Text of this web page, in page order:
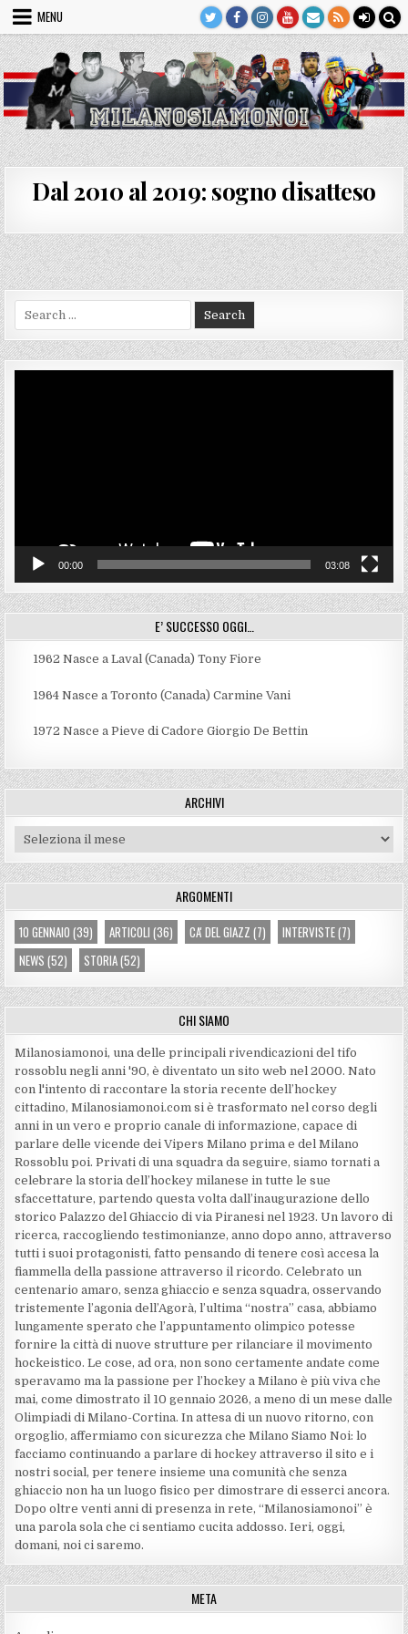
Skip
content
MENU
Dal 2010 al 2019: sogno disatteso
for:
00:00 03:08
E’ SUCCESSO OGGI…
1962 Nasce a Laval (Canada) Tony Fiore
1964 Nasce a Toronto (Canada) Carmine Vani
1972 Nasce a Pieve di Cadore Giorgio De Bettin
ARCHIVI
Archivi
ARGOMENTI
10 GENNAIO (39) ARTICOLI (36) CA' DEL GIAZZ (7) INTERVISTE(7)
NEWS (52) STORIA(52)
CHI SIAMO
Milanosiamonoi, una delle principali rivendicazioni del tifo
rossoblu negli anni '90, è diventato un sito web nel 2000. Nato
con l'intento di raccontare la storia recente dell’hockey
cittadino, Milanosiamonoi.com si è trasformato nel corso degli
anni in un vero e proprio canale di informazione, capace di
parlare delle vicende dei Vipers Milano prima e del Milano
Rossoblu poi. Privati di una squadra da seguire, siamo tornati a
celebrare la storia dell’hockey milanese in tutte le sue
sfaccettature, partendo questa volta dall’inaugurazione dello
storico Palazzo del Ghiaccio di via Piranesi nel 1923. Un lavoro di
ricerca, raccogliendo testimonianze, anno dopo anno, attraverso
tutti i suoi protagonisti, fatto pensando di tenere così accesa la
fiammella della passione attraverso il ricordo. Celebrato un
centenario amaro, senza ghiaccio e senza squadra, osservando
tristemente l’agonia dell’Agorà, l’ultima “nostra” casa, abbiamo
lungamente sperato che l’appuntamento olimpico potesse
fornire la città di nuove strutture per rilanciare il movimento
hockeistico. Le cose, ad ora, non sono certamente andate come
speravamo ma la passione per l’hockey a Milano è più viva che
mai, come dimostrato il 10 gennaio 2026, a meno di un mese dalle
Olimpiadi di Milano-Cortina. In attesa di un nuovo ritorno, con
orgoglio, affermiamo con sicurezza che Milano Siamo Noi: lo
facciamo continuando a parlare di hockey attraverso il sito e i
nostri social, per tenere insieme una comunità che senza
ghiaccio non ha un luogo fisico per dimostrare di esserci ancora.
Dopo oltre venti anni di presenza in rete, “Milanosiamonoi” è
una parola sola che ci sentiamo cucita addosso. Ieri, oggi,
domani, noi ci saremo.
META